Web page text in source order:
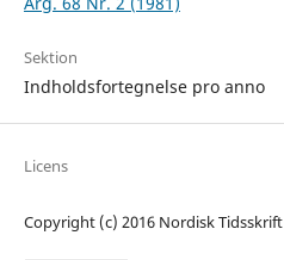
Sektion
Indholdsfortegnelse pro anno
Licens
Copyright (c) 2016 Nordisk